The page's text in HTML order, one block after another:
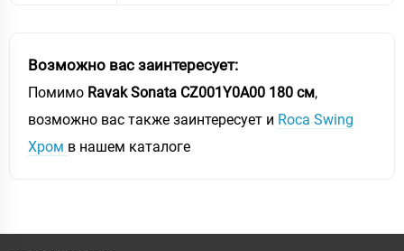
Возможно вас заинтересует:
Помимо Ravak Sonata CZ001Y0A00 180 см,
возможно вас также заинтересует и Roca Swing
Хром в нашем каталоге